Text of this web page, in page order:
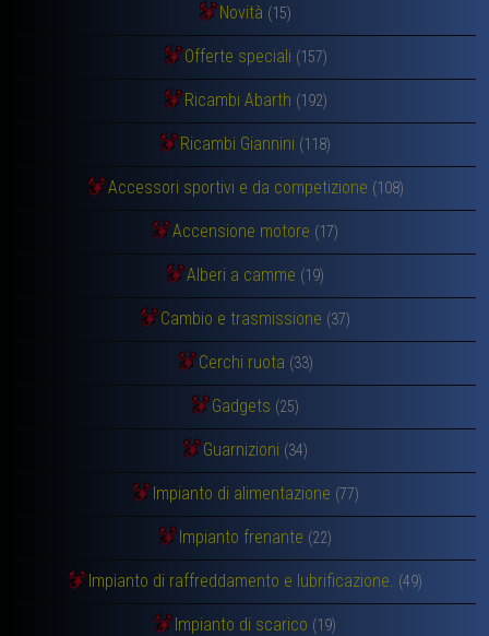
Novità (15)
Offerte speciali (157)
Ricambi Abarth (192)
Ricambi Giannini (118)
Accessori sportivi e da competizione (108)
Accensione motore (17)
Alberi a camme (19)
Cambio e trasmissione (37)
Cerchi ruota (33)
Gadgets (25)
Guarnizioni (34)
Impianto di alimentazione (77)
Impianto frenante (22)
Impianto di raffreddamento e lubrificazione. (49)
Impianto di scarico (19)